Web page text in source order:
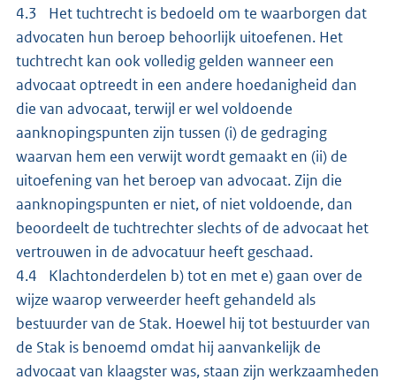
4.3 Het tuchtrecht is bedoeld om te waarborgen dat
advocaten hun beroep behoorlijk uitoefenen. Het
tuchtrecht kan ook volledig gelden wanneer een
advocaat optreedt in een andere hoedanigheid dan
die van advocaat, terwijl er wel voldoende
aanknopingspunten zijn tussen (i) de gedraging
waarvan hem een verwijt wordt gemaakt en (ii) de
uitoefening van het beroep van advocaat. Zijn die
aanknopingspunten er niet, of niet voldoende, dan
beoordeelt de tuchtrechter slechts of de advocaat het
vertrouwen in de advocatuur heeft geschaad.
4.4 Klachtonderdelen b) tot en met e) gaan over de
wijze waarop verweerder heeft gehandeld als
bestuurder van de Stak. Hoewel hij tot bestuurder van
de Stak is benoemd omdat hij aanvankelijk de
advocaat van klaagster was, staan zijn werkzaamheden